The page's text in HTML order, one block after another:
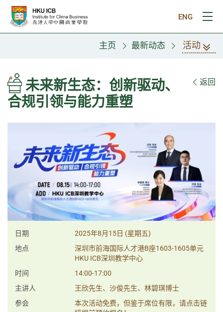
跳往主要内容
ENG
打
主页 最新动态 活动
未来新生态：创新驱动、
合规引领与能力重塑
返回
日期
2025年8月15日 (星期五)
地点
深圳市前海国际人才港B座1603-1605单元
HKU ICB深圳教学中心
时间
14:00-17:00
主讲人
王欣先生、沙俊先生、林碧琪博士
参会
本次活动免费，但鉴于席位有限，请点击链